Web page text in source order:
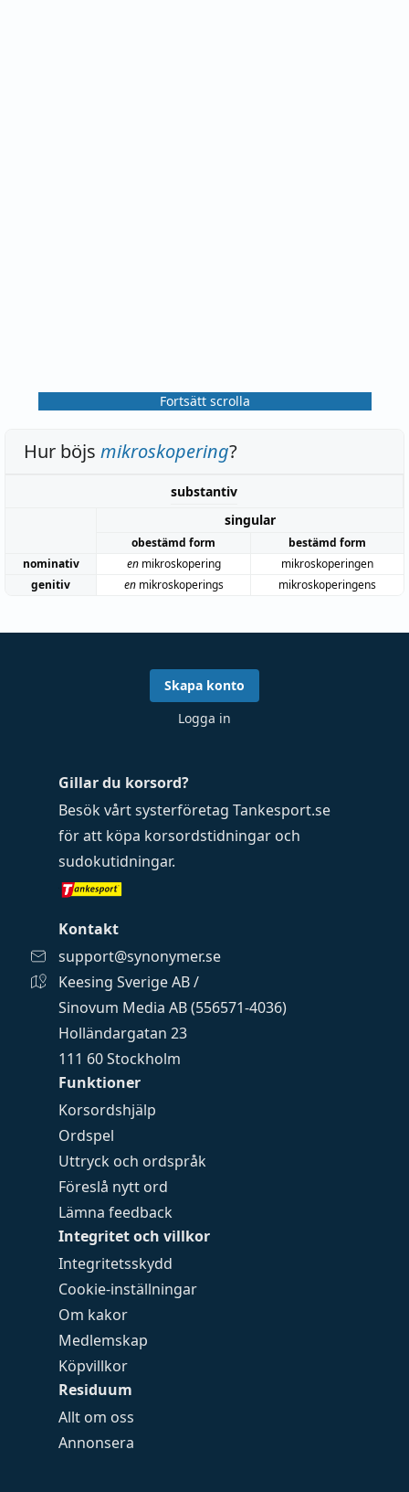
Fortsätt scrolla
Hur böjs mikroskopering?
substantiv
singular
obestämd form
bestämd form
nominativ
enmikroskopering
mikroskoperingen
genitiv
enmikroskoperings mikroskoperingens
Funktioner
Korsordshjälp
Ordspel
Uttryck och ordspråk
Föreslå nytt ord
Lämna feedback
Integritet och villkor
Integritetsskydd
Cookie-inställningar
Om kakor
Medlemskap
Köpvillkor
Residuum
Allt om oss
Annonsera
Gillar du korsord?
Besök vårt systerföretag Tankesport.se
för att köpa korsordstidningar och
sudokutidningar.
Kontakt
support@synonymer.se
Keesing Sverige AB /
Sinovum Media AB (556571-4036)
Holländargatan 23
111 60 Stockholm
Skapa konto
Logga in